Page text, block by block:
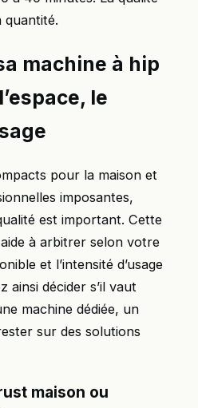
quantité.
machine à hip
le
pour la maison et
imposantes,
est important. Cette
à arbitrer selon votre
et l’intensité d’usage
ainsi décider s’il vaut
machine dédiée, un
sur des solutions
maison ou